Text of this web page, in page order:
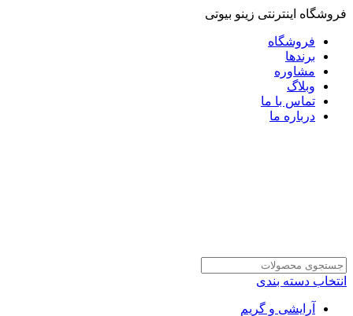
فروشگاه اینترنتی زینو بیوتی
فروشگاه
برندها
مشاوره
وبلاگ
تماس با ما
درباره ما
انتخاب دسته بندی
آرایشی و گریم